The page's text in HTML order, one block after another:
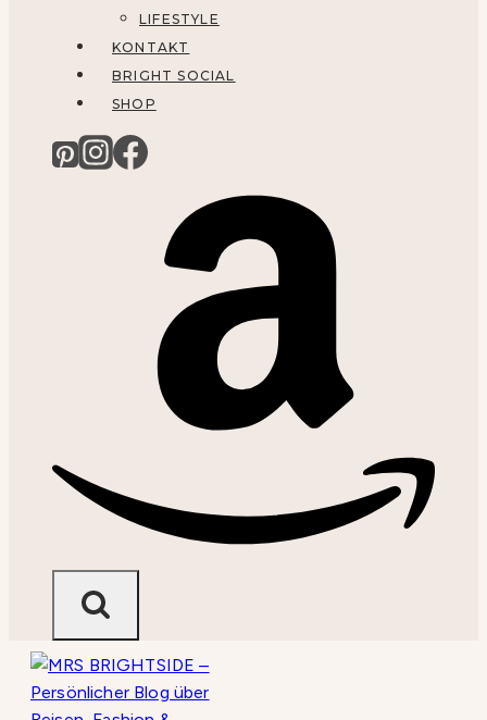
LIFESTYLE
KONTAKT
BRIGHT SOCIAL
SHOP